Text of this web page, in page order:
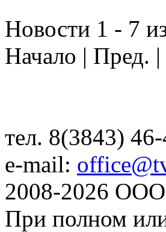
Новости 1 - 7
Начало | Пред. |
тел. 8(3843)
e-mail:
2008-2026
При полном